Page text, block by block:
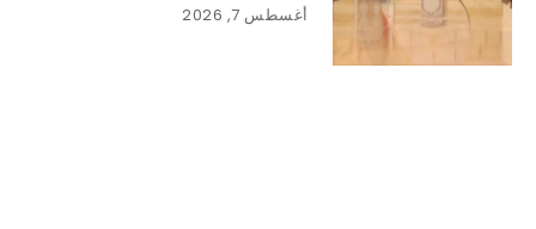
أغسطس 7, 2026